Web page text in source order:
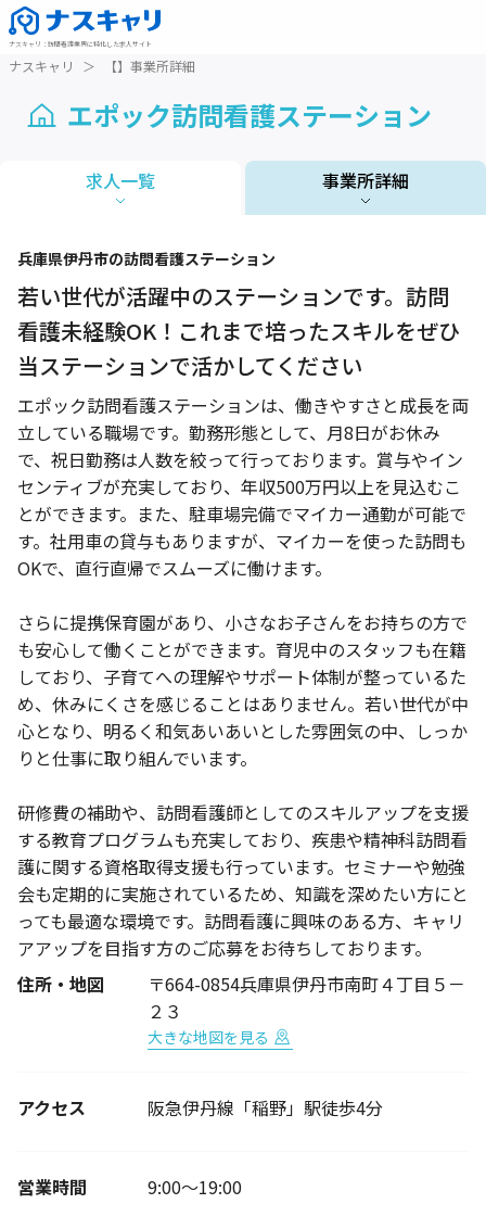
ナスキャリ ： 訪問看護業界に特化した求人サイト
ナスキャリ ＞ 【】事業所詳細
エポック訪問看護ステーション
求人一覧 事業所詳細
1 / 1
兵庫県伊丹市の訪問看護ステーション
若い世代が活躍中のステーションです。訪問
看護未経験OK！これまで培ったスキルをぜひ
当ステーションで活かしてください
エポック訪問看護ステーションは、働きやすさと成長を両
立している職場です。勤務形態として、月8日がお休み
で、祝日勤務は人数を絞って行っております。賞与やイン
センティブが充実しており、年収500万円以上を見込むこ
とができます。また、駐車場完備でマイカー通勤が可能で
す。社用車の貸与もありますが、マイカーを使った訪問も
OKで、直行直帰でスムーズに働けます。
さらに提携保育園があり、小さなお子さんをお持ちの方で
も安心して働くことができます。育児中のスタッフも在籍
しており、子育てへの理解やサポート体制が整っているた
め、休みにくさを感じることはありません。若い世代が中
心となり、明るく和気あいあいとした雰囲気の中、しっか
りと仕事に取り組んでいます。
研修費の補助や、訪問看護師としてのスキルアップを支援
する教育プログラムも充実しており、疾患や精神科訪問看
護に関する資格取得支援も行っています。セミナーや勉強
会も定期的に実施されているため、知識を深めたい方にと
っても最適な環境です。訪問看護に興味のある方、キャリ
アアップを目指す方のご応募をお待ちしております。
住所・地図
〒664-0854兵庫県伊丹市南町４丁目５－
２３
大きな地図を見る
アクセス 阪急伊丹線「稲野」駅徒歩4分
営業時間 9:00～19:00